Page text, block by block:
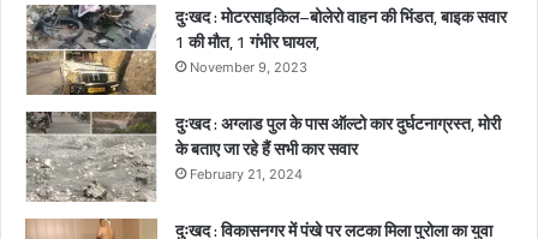
की
द
र्द
क
मौ
दुःखद : मोटरसाइकिल–बोलेरो वाहन की भिंडत, बाइक सवार
1 की मौत, 1 गंभीर घायल,
November 9, 2023
दुःखद : अग्लाड पुल के पास ऑल्टो कार दुर्घटनाग्रस्त, मोरी
के बताए जा रहे हैं सभी कार सवार
February 21, 2024
दुःखद : विकासनगर में पंखे पर लटका मिला पुरोला का युवा